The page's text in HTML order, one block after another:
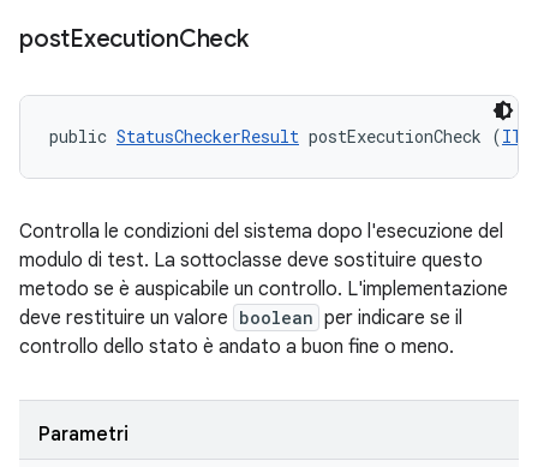
postExecutionCheck
public StatusCheckerResult postExecutionCheck (
Controlla le condizioni del sistema dopo l'esecuzione del
modulo di test. La sottoclasse deve sostituire questo
metodo se è auspicabile un controllo. L'implementazione
deve restituire un valore boolean per indicare se il
controllo dello stato è andato a buon fine o meno.
Parametri